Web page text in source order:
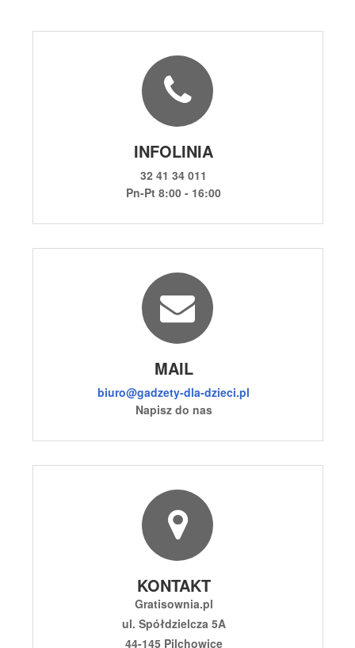
INFOLINIA
32 41 34 011
Pn-Pt 8:00 - 16:00
MAIL
biuro@gadzety-dla-dzieci.pl
Napisz do nas
KONTAKT
Gratisownia.pl
ul. Spółdzielcza 5A
44-145 Pilchowice